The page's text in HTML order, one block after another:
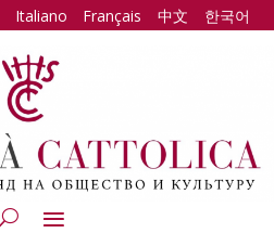
Italiano Français 中文 한국어